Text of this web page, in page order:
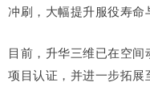
冲刷，大幅提升服役寿命
目前，升华三维已在空
项目认证，并进一步拓